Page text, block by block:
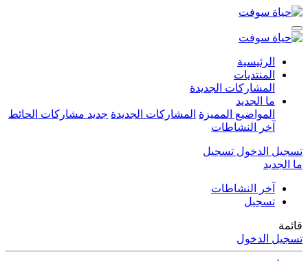
الرئيسية
المنتديات
المشاركات الجديدة
ما الجديد
المواضيع المميزة المشاركات الجديدة جديد مشاركات الحائط
آخر النشاطات
تسجيل الدخول تسجيل
ما الجديد
آخر النشاطات
تسجيل
قائمة
تسجيل الدخول